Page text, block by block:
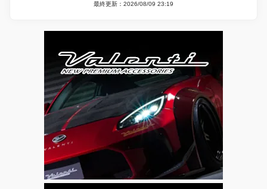
最終更新：2026/08/09 23:19